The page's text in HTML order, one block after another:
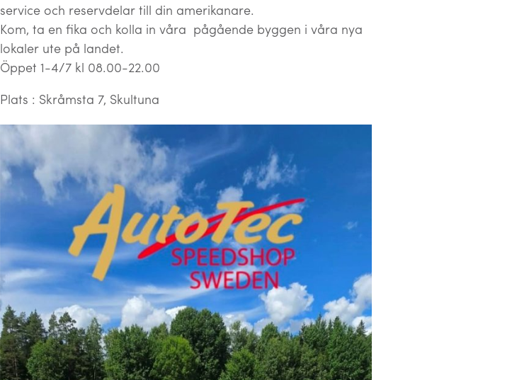
service och reservdelar till din amerikanare.
Kom, ta en fika och kolla in våra pågående byggen i våra nya
lokaler ute på landet.
Öppet 1-4/7 kl 08.00-22.00
Plats : Skråmsta 7, Skultuna